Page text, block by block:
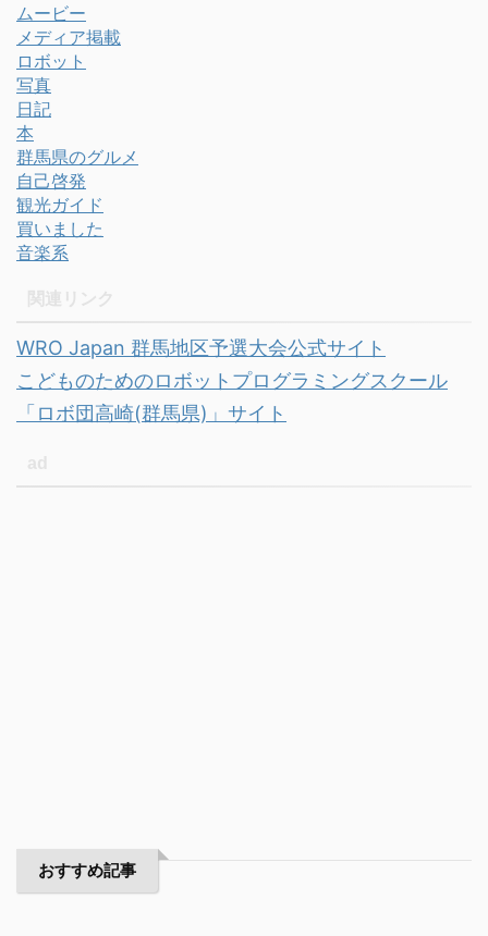
ムービー
メディア掲載
ロボット
写真
日記
本
群馬県のグルメ
自己啓発
観光ガイド
買いました
音楽系
WRO Japan 群馬地区予選大会公式サイト
こどものためのロボットプログラミングスクール
「ロボ団高崎(群馬県)」サイト
おすすめ記事